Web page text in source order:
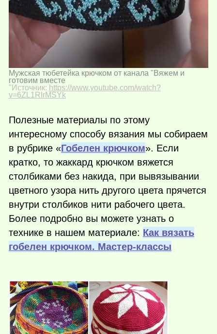
Мужская тюбетейка крючком от канала "Вяжем и
готовим вместе
"Источник: https://www.youtube.com/watch?
v=6ZL1RIrMSYk
Полезные материалы по этому
интересному способу вязания мы собираем
в рубрике «Гобелен крючком». Если
кратко, то жаккард крючком вяжется
столбиками без накида, при вывязывании
цветного узора нить другого цвета прячется
внутри столбиков нити рабочего цвета.
Более подробно вы можете узнать о
технике в нашем материале: Как вязать
гобелен крючком. Мастер-классы